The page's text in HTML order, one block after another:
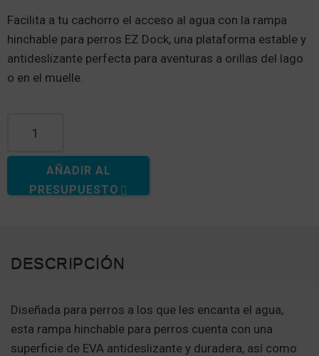
Facilita a tu cachorro el acceso al agua con la rampa
hinchable para perros EZ Dock, una plataforma estable y
antideslizante perfecta para aventuras a orillas del lago
o en el muelle.
AÑADIR AL
PRESUPUESTO
DESCRIPCIÓN
Diseñada para perros a los que les encanta el agua,
esta rampa hinchable para perros cuenta con una
superficie de EVA antideslizante y duradera, así como